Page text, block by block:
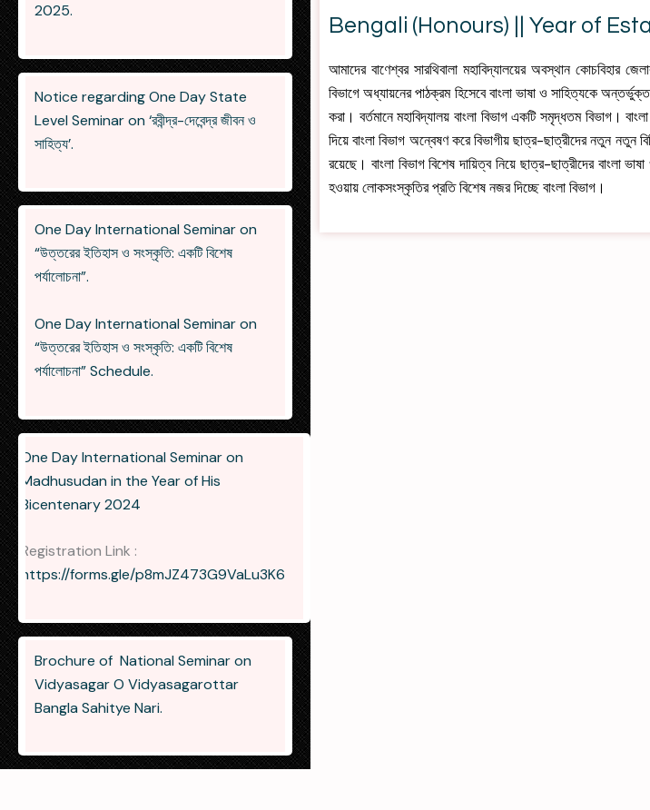
2025.
Notice regarding One Day State
Level Seminar on ‘রবীন্দ্র-দেবেন্দ্র জীবন ও
সাহিত্য’.
One Day International Seminar on
“উত্তরের ইতিহাস ও সংস্কৃতি: একটি বিশেষ
পর্যালোচনা”.
One Day International Seminar on
“উত্তরের ইতিহাস ও সংস্কৃতি: একটি বিশেষ
পর্যালোচনা” Schedule.
One Day International Seminar on
Madhusudan in the Year of His
Bicentenary 2024
Registration Link :
https://forms.gle/p8mJZ473G9VaLu3K6
Brochure of National Seminar on
Vidyasagar O Vidyasagarottar
Bangla Sahitye Nari.
Bengali (Honours) || Year of
আমাদের বাণেশ্বর সারথিবালা মহাবিদ্যালয়ের অবস্থান
বিভাগে অধ্যায়নের পাঠক্রম হিসেবে বাংলা ভাষা ও সাহিত্যকে
করা। বর্তমানে মহাবিদ্যালয় বাংলা বিভাগ একটি সমৃদ্ধতম বিভাগ।
দিয়ে বাংলা বিভাগ অন্বেষণ করে বিভাগীয় ছাত্র-ছাত্রীদের নতুন নতুন
রয়েছে। বাংলা বিভাগ বিশেষ দায়িত্ব নিয়ে ছাত্র-ছাত্রীদের বাংলা
হওয়ায় লোকসংস্কৃতির প্রতি বিশেষ নজর দিচ্ছে বাংলা বিভাগ।